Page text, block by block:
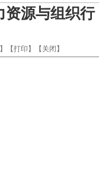
资源与组织行
】【打印 】【 关闭 】